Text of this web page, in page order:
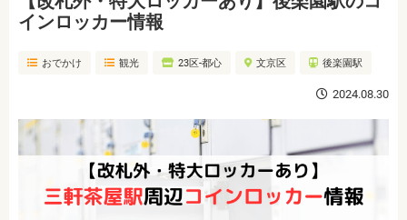
グルメ
美容・健康
歯医者・病院
おでかけ
インロッカー情報
おでかけ 観光 23区-都心 文京区 後楽園駅
2024.08.30